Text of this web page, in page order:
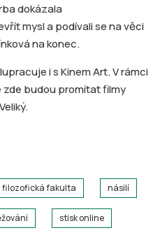
dokázala
mysl a podívali se na věci
na konec.
i s Kinem Art. V rámci
budou promítat filmy
filozofická fakulta násilí
stisk online